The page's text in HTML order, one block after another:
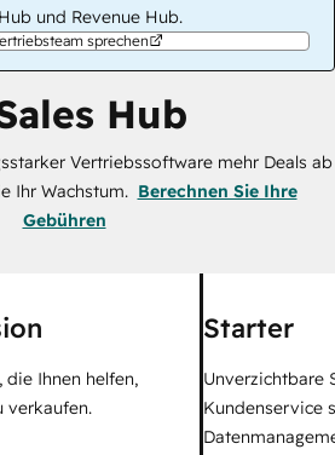
und Revenue Hub.
sprechen
Hub
Vertriebssoftware mehr Deals ab
Ihr Wachstum. Berechnen Sie Ihre
Gebühren
Ihnen helfen,
verkaufen.
Starter
Unverzichtbare
Kundenservice